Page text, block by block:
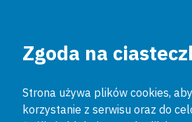
Zgoda na
Strona używa plików cookies,
korzystanie z serwisu oraz do